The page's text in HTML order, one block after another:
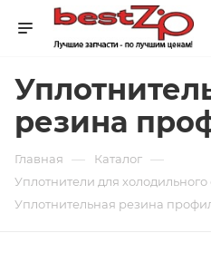
резина
Главная — Каталог —
Уплотнители для
Уплотнительная резина